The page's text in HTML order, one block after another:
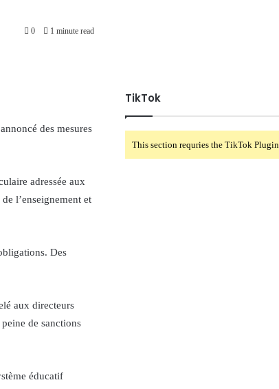
0 1 minute read
des mesures
adressée aux
l’enseignement et
Des
aux directeurs
de sanctions
éducatif
TikTok
This section requries the TikTok Plugin.